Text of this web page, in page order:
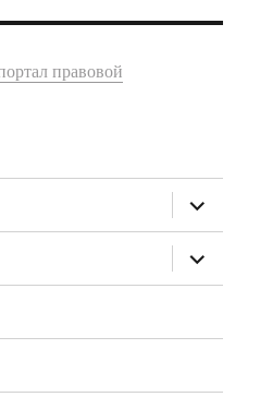
правовой
раскрыть
дочернее
меню
раскрыть
дочернее
меню